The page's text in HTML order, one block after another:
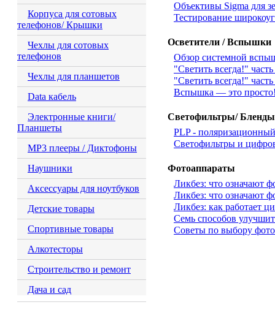
Корпуса для сотовых
телефонов/ Крышки
Чехлы для сотовых
телефонов
Чехлы для планшетов
Data кабель
Электронные книги/
Планшеты
MP3 плееры / Диктофоны
Наушники
Аксессуары для ноутбуков
Детские товары
Спортивные товары
Алкотесторы
Строительство и ремонт
Дача и сад
Объективы Sigma для
Тестирование
Осветители / Вспышки
Обзор системной
"Светить всегда!"
"Светить всегда!"
Вспышка — это
Светофильтры/ Бленды
PLP -
Светофильтры и
Фотоаппараты
Ликбез: что означают
Ликбез: что означают
Ликбез: как работает
Семь способов
Советы по выбору